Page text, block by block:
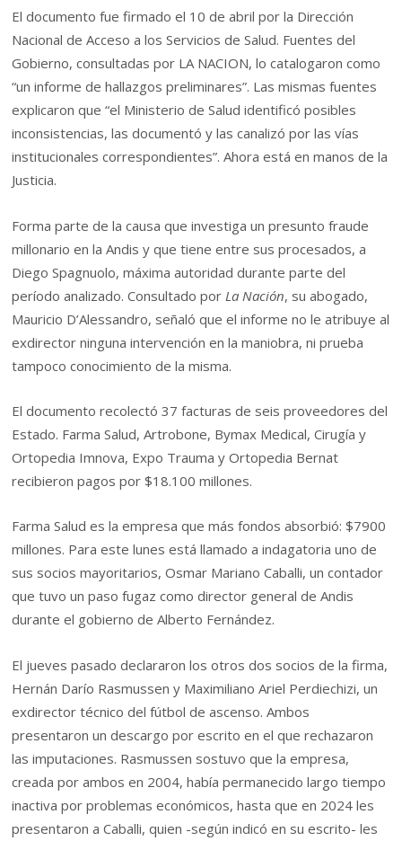
El documento fue firmado el 10 de abril por la Dirección
Nacional de Acceso a los Servicios de Salud. Fuentes del
Gobierno, consultadas por LA NACION, lo catalogaron como
“un informe de hallazgos preliminares”. Las mismas fuentes
explicaron que “el Ministerio de Salud identificó posibles
inconsistencias, las documentó y las canalizó por las vías
institucionales correspondientes”. Ahora está en manos de la
Justicia.
Forma parte de la causa que investiga un presunto fraude
millonario en la Andis y que tiene entre sus procesados, a
Diego Spagnuolo, máxima autoridad durante parte del
período analizado. Consultado por La Nación, su abogado,
Mauricio D’Alessandro, señaló que el informe no le atribuye al
exdirector ninguna intervención en la maniobra, ni prueba
tampoco conocimiento de la misma.
El documento recolectó 37 facturas de seis proveedores del
Estado. Farma Salud, Artrobone, Bymax Medical, Cirugía y
Ortopedia Imnova, Expo Trauma y Ortopedia Bernat
recibieron pagos por $18.100 millones.
Farma Salud es la empresa que más fondos absorbió: $7900
millones. Para este lunes está llamado a indagatoria uno de
sus socios mayoritarios, Osmar Mariano Caballi, un contador
que tuvo un paso fugaz como director general de Andis
durante el gobierno de Alberto Fernández.
El jueves pasado declararon los otros dos socios de la firma,
Hernán Darío Rasmussen y Maximiliano Ariel Perdiechizi, un
exdirector técnico del fútbol de ascenso. Ambos
presentaron un descargo por escrito en el que rechazaron
las imputaciones. Rasmussen sostuvo que la empresa,
creada por ambos en 2004, había permanecido largo tiempo
inactiva por problemas económicos, hasta que en 2024 les
presentaron a Caballi, quien -según indicó en su escrito- les